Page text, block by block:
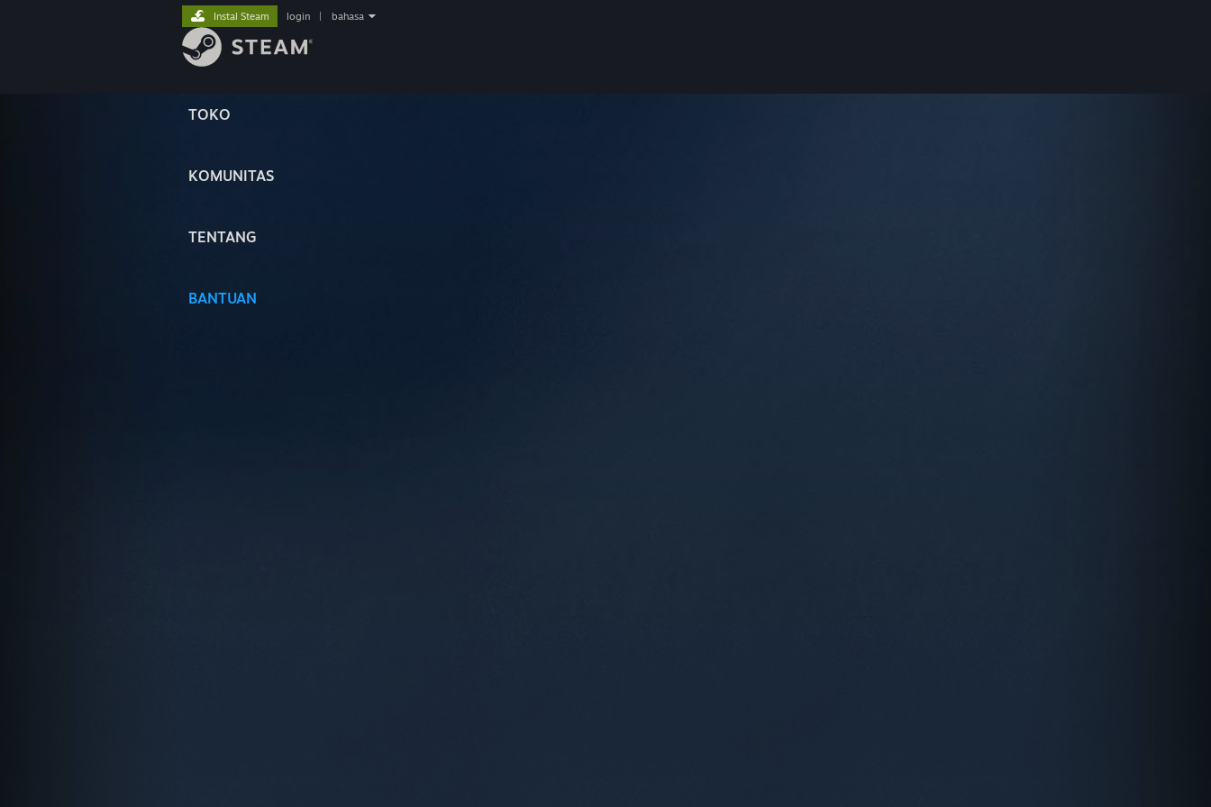
TOKO
KOMUNITAS
TENTANG
BANTUAN
Instal Steam login bahasa